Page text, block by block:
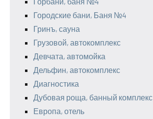
Городские бани, Баня №4
Гринъ, сауна
Грузовой, автокомплекс
Девчата, автомойка
Дельфин, автокомплекс
Диагностика
Дубовая роща, банный комплекс
Европа, отель